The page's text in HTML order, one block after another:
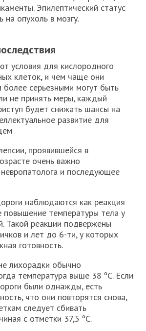
Эпилептический статус
на опухоль в мозгу.
условия для кислородного
клеток, и чем чаще они
более серьезными могут быть
не принять меры, каждый
будет снижать шансы на
развитие для
проявившейся в
очень важно
и последующее
наблюдаются как реакция
повышение температуры тела у
Такой реакции подвержены
и лет до 6-ти, у которых
готовность.
лихорадки обычно
температура выше 38 ºC. Если
были однажды, есть
что они повторятся снова,
следует сбивать
с отметки 37,5 ºC.